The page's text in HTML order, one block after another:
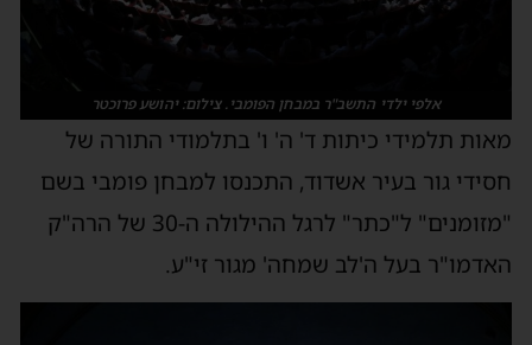
אלפי ילדי התשב"ר במבחן הפומבי. צילום: יהושע פרוכטר
מאות תלמידי כיתות ד' ה' ו' בתלמודי התורה של
חסידי גור בעיר אשדוד, התכנסו למבחן פומבי בשם
"מזומנים" ל"כתר" לרגל ההילולה ה-30 של הרה"ק
האדמו"ר בעל ה'לב שמחה' מגור זי"ע.